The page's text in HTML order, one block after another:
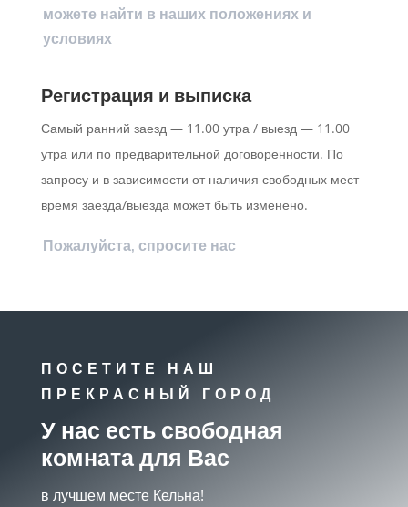
можете найти в наших положениях и
условиях
Регистрация и выписка
Самый ранний заезд — 11.00 утра / выезд — 11.00
утра или по предварительной договоренности. По
запросу и в зависимости от наличия свободных мест
время заезда/выезда может быть изменено.
Пожалуйста, спросите нас
ПОСЕТИТЕ НАШ
ПРЕКРАСНЫЙ ГОРОД
У нас есть свободная
комната для Вас
в лучшем месте Кельна!